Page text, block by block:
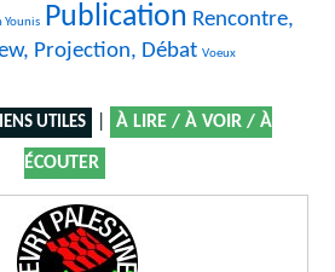
Younis Publication Rencontre,
Projection, Débat Voeux
UTILES À LIRE / À VOIR / À
ÉCOUTER